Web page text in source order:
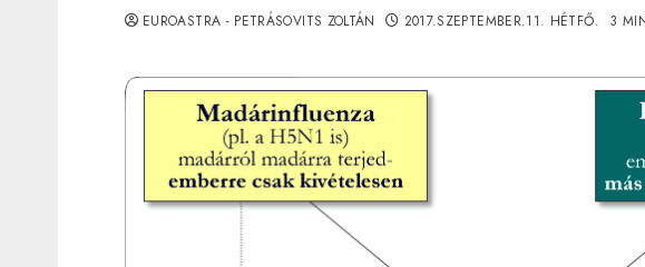
EUROASTRA - PETRÁSOVITS ZOLTÁN 2017.SZEPTEMBER.11. HÉTFŐ. 3